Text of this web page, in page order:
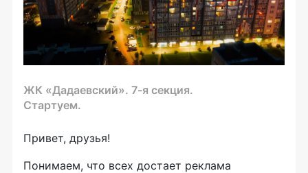
ЖК «Дадаевский». 7-я секция.
Стартуем.
Привет, друзья!
Понимаем, что всех достает реклама